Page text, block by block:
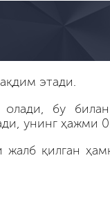
этади.
бу
унинг ҳажми
қилган